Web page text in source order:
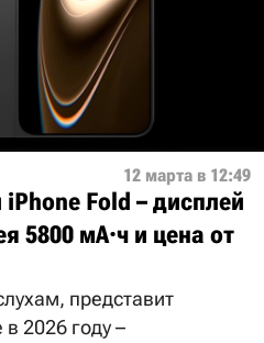
12 марта в 12:49
iPhone Fold – дисплей
5800 мА·ч и цена от
представит
2026 году –